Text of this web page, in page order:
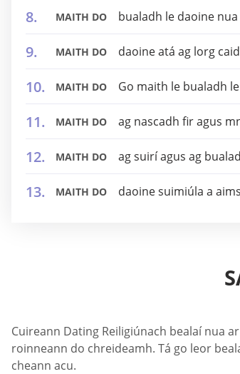
MAITH DO bualadh le daoine
MAITH DO daoine atá ag lorg
MAITH DO Go maith le bualadh
MAITH DO ag nascadh fir agus
MAITH DO ag suirí agus ag
MAITH DO daoine suimiúla a
Cuireann Dating Reiligiúnach bealaí nua
roinneann do chreideamh. Tá go leor
cheann acu.